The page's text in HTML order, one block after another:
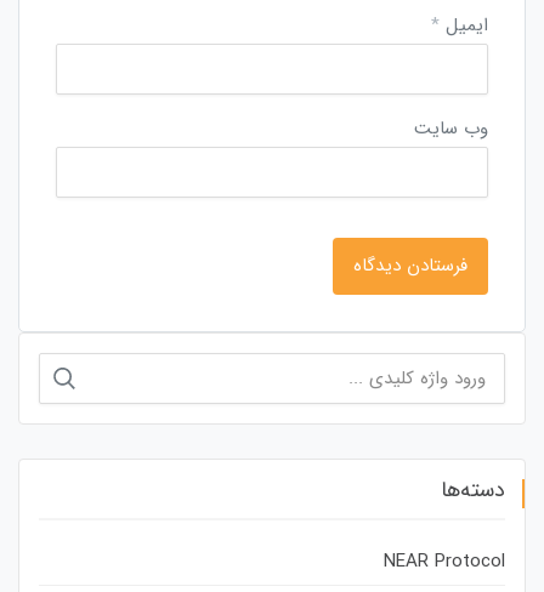
ایمیل *
وب‌ سایت
برای:
دسته‌ها
NEAR Protocol